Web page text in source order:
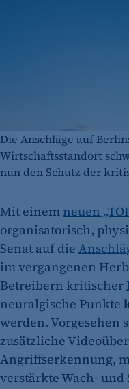
Die Anschläge auf
Wirtschaftsstandort
nun den Schutz der
Mit einem neuen
organisatorisch,
Senat auf die
im vergangenen
Betreibern kritischer
neuralgische Punkte
werden. Vorgesehen
zusätzliche
Angriffserkennung,
verstärkte Wach-